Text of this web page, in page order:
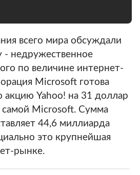
всего мира обсуждали
- недружественное
по величине интернет-
Microsoft готова
Yahoo! на 31 доллар
самой Microsoft. Сумма
44,6 миллиарда
это крупнейшая
рынке.